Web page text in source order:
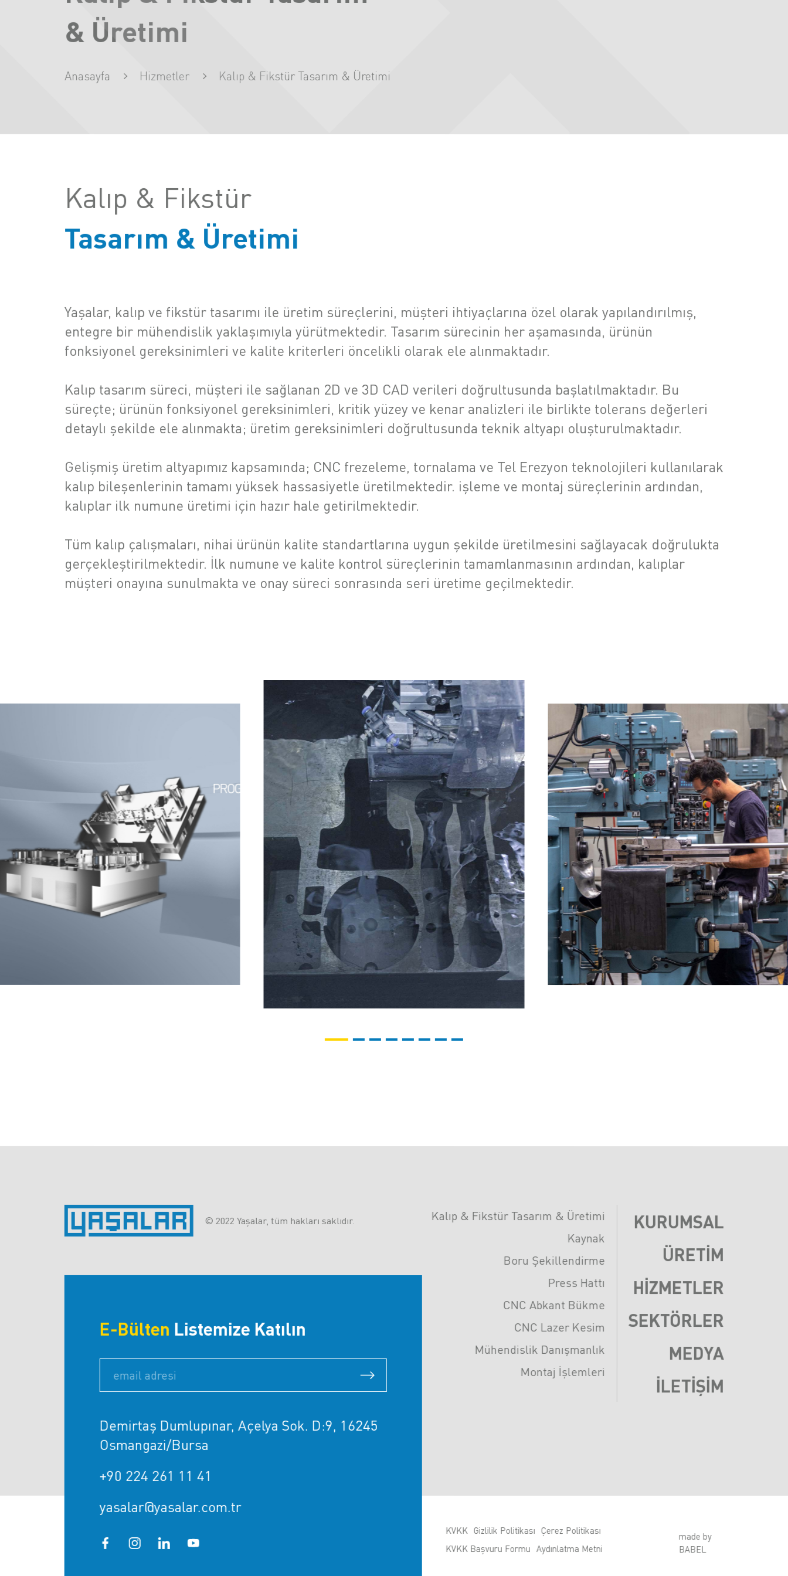
& Üretimi
Anasayfa Hizmetler Kalıp & Fikstür Tasarım & Üretimi
Kalıp & Fikstür
Tasarım & Üretimi
Yaşalar, kalıp ve fikstür tasarımı ile üretim süreçlerini, müşteri ihtiyaçlarına özel olarak yapılandırılmış,
entegre bir mühendislik yaklaşımıyla yürütmektedir. Tasarım sürecinin her aşamasında, ürünün
fonksiyonel gereksinimleri ve kalite kriterleri öncelikli olarak ele alınmaktadır.
Kalıp tasarım süreci, müşteri ile sağlanan 2D ve 3D CAD verileri doğrultusunda başlatılmaktadır. Bu
süreçte; ürünün fonksiyonel gereksinimleri, kritik yüzey ve kenar analizleri ile birlikte tolerans değerleri
detaylı şekilde ele alınmakta; üretim gereksinimleri doğrultusunda teknik altyapı oluşturulmaktadır.
Gelişmiş üretim altyapımız kapsamında; CNC frezeleme, tornalama ve Tel Erezyon teknolojileri kullanılarak
kalıp bileşenlerinin tamamı yüksek hassasiyetle üretilmektedir. işleme ve montaj süreçlerinin ardından,
kalıplar ilk numune üretimi için hazır hale getirilmektedir.
Tüm kalıp çalışmaları, nihai ürünün kalite standartlarına uygun şekilde üretilmesini sağlayacak doğrulukta
gerçekleştirilmektedir. İlk numune ve kalite kontrol süreçlerinin tamamlanmasının ardından, kalıplar
müşteri onayına sunulmakta ve onay süreci sonrasında seri üretime geçilmektedir.
© 2022 Yaşalar, tüm hakları saklıdır. Kalıp & Fikstür Tasarım & Üretimi
Kaynak
Boru Şekillendirme
Press Hattı
CNC Abkant Bükme
CNC Lazer Kesim
Mühendislik Danışmanlık
Montaj İşlemleri
KURUMSAL
ÜRETIM
HIZMETLER
SEKTÖRLER
MEDYA
İLETIŞIM
E-Bülten Listemize Katılın
Demirtaş Dumlupınar, Açelya Sok. D:9, 16245
Osmangazi/Bursa
+90 224 261 11 41
yasalar@yasalar.com.tr
KVKK Gizlilik Politikası Çerez Politikası
KVKK Başvuru Formu Aydınlatma Metni
made by
BABEL